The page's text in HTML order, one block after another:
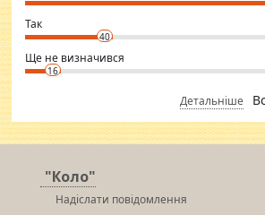
club.
⇒ sakshimirchandani.com
Так
40
Ще не визначився
16
Детальніше
"Коло"
Надіслати повідомлення